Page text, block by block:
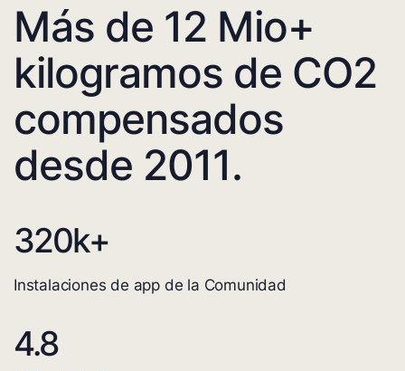
Más de 12 Mio+
kilogramos de CO2
compensados
desde 2011.
320k+
Instalaciones de app de la Comunidad
4.8